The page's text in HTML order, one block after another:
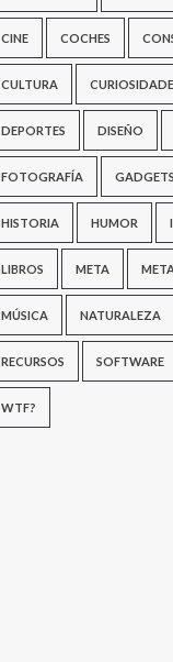
CINE COCHES
CULTURA
DEPORTES DISEÑO
FOTOGRAFÍA GADGETS
HISTORIA HUMOR
LIBROS META
MÚSICA NATURALEZA
RECURSOS SOFTWARE
WTF?